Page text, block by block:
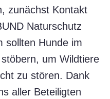
zunächst Kontakt
Naturschutz
sollten Hunde im
um Wildtiere
zu stören. Dank
aller Beteiligten